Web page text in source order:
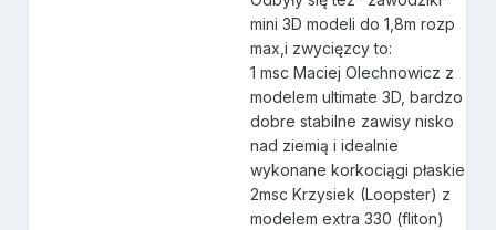
mini 3D modeli do 1,8m rozp
max,i zwycięzcy to:
1 msc Maciej Olechnowicz z
modelem ultimate 3D, bardzo
dobre stabilne zawisy nisko
nad ziemią i idealnie
wykonane korkociągi płaskie
2msc Krzysiek (Loopster) z
modelem extra 330 (fliton)